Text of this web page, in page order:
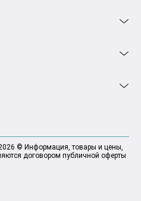
© Информация, товары и цены,
договором публичной оферты